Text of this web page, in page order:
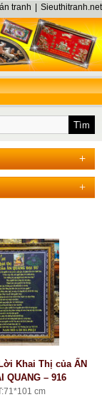
Sieuthitranh.net
tranh
Khai Thị của ẤN
QUANG – 916
cm